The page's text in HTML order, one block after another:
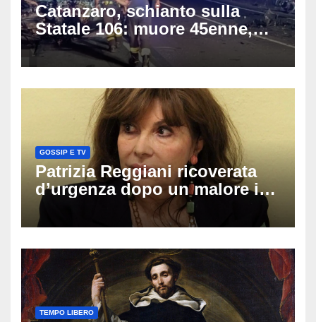
Catanzaro, schianto sulla
Statale 106: muore 45enne,
coinvolti un’auto, un suv e
una moto
GOSSIP E TV
Patrizia Reggiani ricoverata
d’urgenza dopo un malore in
vacanza: come sta oggi l’ex
Lady Gucci
TEMPO LIBERO